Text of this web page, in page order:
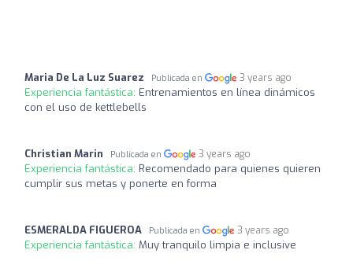
Maria De La Luz Suarez Publicada en 3 years ago
Experiencia fantástica: Entrenamientos en línea dinámicos
con el uso de kettlebells
Christian Marin Publicada en 3 years ago
Experiencia fantástica: Recomendado para quienes quieren
cumplir sus metas y ponerte en forma
ESMERALDA FIGUEROA Publicada en 3 years ago
Experiencia fantástica: Muy tranquilo limpia e inclusive